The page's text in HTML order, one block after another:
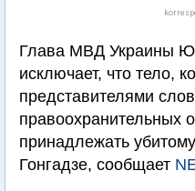
Глава МВД Украины
исключает, что тело,
представителями
правоохранительных
принадлежать
Гонгадзе, сообщает